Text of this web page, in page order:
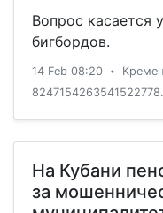
Вопрос касается
бигбордов.
14 Feb 08:20 •
На Кубани
за